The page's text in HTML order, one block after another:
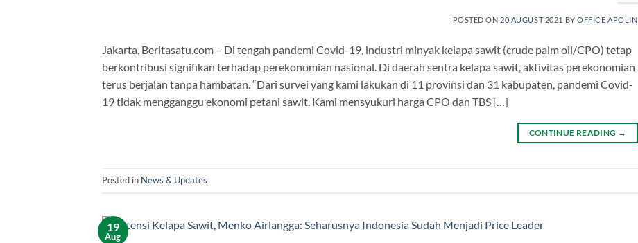
POSTED ON 20 AUGUST 2021 BYOFFICE APOLIN
Jakarta, Beritasatu.com – Di tengah pandemi Covid-19, industri minyak kelapa sawit (crude palm oil/CPO) tetap
berkontribusi signifikan terhadap perekonomian nasional. Di daerah sentra kelapa sawit, aktivitas perekonomian
terus berjalan tanpa hambatan. “Dari survei yang kami lakukan di 11 provinsi dan 31 kabupaten, pandemi Covid-
19 tidak mengganggu ekonomi petani sawit. Kami mensyukuri harga CPO dan TBS […]
CONTINUE READING →
Posted in News & Updates
19
Aug